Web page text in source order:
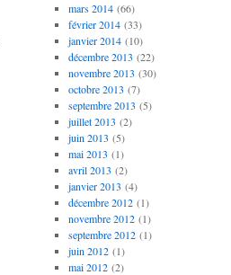
mars 2014(66)
février 2014(33)
janvier 2014(10)
décembre 2013 (22)
novembre 2013 (30)
octobre 2013 (7)
septembre 2013 (5)
juillet 2013 (2)
juin 2013 (5)
mai 2013 (1)
avril 2013 (2)
janvier 2013 (4)
décembre 2012(1)
novembre 2012(1)
septembre 2012(1)
juin 2012(1)
mai 2012(2)